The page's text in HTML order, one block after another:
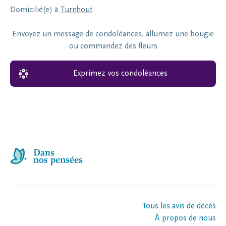
Domicilié(e) à Turnhout
Envoyez un message de condoléances, allumez une bougie
ou commandez des fleurs
Exprimez vos condoléances
Tous les avis de décès
À propos de nous